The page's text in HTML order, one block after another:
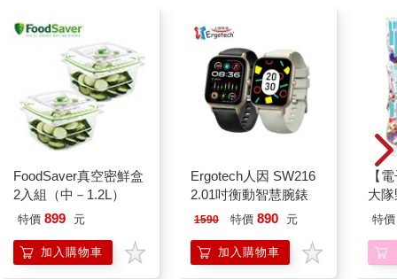
FoodSaver真空密鮮盒
2入組（中－1.2L）
特價 899 元
加入購物車
Ergotech人因 SW216
2.01吋衡動智慧腕錶
1590 特價 890 元
加入購物車
【
大
特價